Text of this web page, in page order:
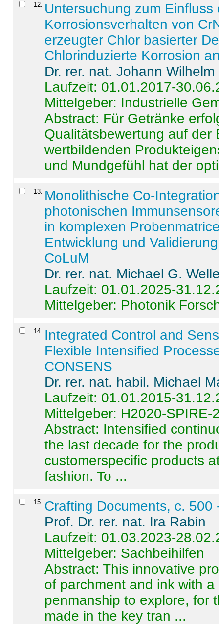
12
Untersuchung zum
Korrosionsverhalten von
erzeugter Chlor basierter
Chlorinduzierte Korrosion
Dr. rer. nat. Johann
Laufzeit: 01.01.2017-
Mittelgeber: Industrielle
Abstract: Für Getränke
Qualitätsbewertung auf der
wertbildenden
und Mundgefühl hat der
13
Monolithische Co-
photonischen
in komplexen
Entwicklung und
CoLuM
Dr. rer. nat. Michael G.
Laufzeit: 01.01.2025-
Mittelgeber: Photonik
14
Integrated Control and
Flexible Intensified
CONSENS
Dr. rer. nat. habil. Michael
Laufzeit: 01.01.2015-
Mittelgeber: H2020-SPIRE-
Abstract: Intensified
the last decade for the
customerspecific products
fashion. To ...
15 Crafting Documents, c. 500
Prof. Dr. rer. nat. Ira Rabin
Laufzeit: 01.03.2023-
Mittelgeber: Sachbeihilfen
Abstract:This innovative
of parchment and ink with
penmanship to explore, for
made in the key tran ...